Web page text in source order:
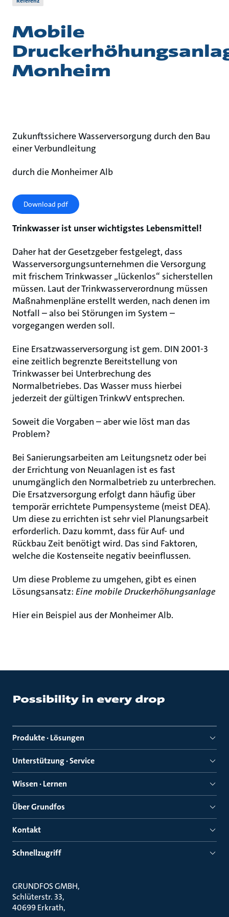
Mobile
Monheim
Zukunftssichere Wasserversorgung durch den Bau
einer Verbundleitung
durch die Monheimer Alb
Download pdf
Trinkwasser ist unser wichtigstes Lebensmittel!
Daher hat der Gesetzgeber festgelegt, dass
Wasserversorgungsunternehmen die Versorgung
mit frischem Trinkwasser „lückenlos“ sicherstellen
müssen. Laut der Trinkwasserverordnung müssen
Maßnahmenpläne erstellt werden, nach denen im
Notfall – also bei Störungen im System –
vorgegangen werden soll.
Eine Ersatzwasserversorgung ist gem. DIN 2001-3
eine zeitlich begrenzte Bereitstellung von
Trinkwasser bei Unterbrechung des
Normalbetriebes. Das Wasser muss hierbei
jederzeit der gültigen TrinkwV entsprechen.
Soweit die Vorgaben – aber wie löst man das
Problem?
Bei Sanierungsarbeiten am Leitungsnetz oder bei
der Errichtung von Neuanlagen ist es fast
unumgänglich den Normalbetrieb zu unterbrechen.
Die Ersatzversorgung erfolgt dann häufig über
temporär errichtete Pumpensysteme (meist DEA).
Um diese zu errichten ist sehr viel Planungsarbeit
erforderlich. Dazu kommt, dass für Auf- und
Rückbau Zeit benötigt wird. Das sind Faktoren,
welche die Kostenseite negativ beeinflussen.
Um diese Probleme zu umgehen, gibt es einen
Lösungsansatz: Eine mobile Druckerhöhungsanlage
Hier ein Beispiel aus der Monheimer Alb.
Produkte · Lösungen
Unterstützung · Service
Wissen · Lernen
Über Grundfos
Kontakt
Schnellzugriff
GRUNDFOS GMBH
Schlüterstr. 33
40699 Erkrath